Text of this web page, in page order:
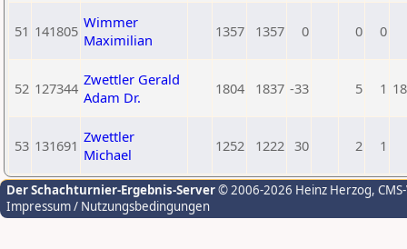
51 141805 Wimmer
Maximilian
1357 1357 0 0 0
52 127344 Zwettler Gerald
Adam Dr.
1804 1837 -33 5 1
53 131691 Zwettler
Michael
1252 1222 30 2 1
Der Schachturnier-Ergebnis-Server© 2006-2026 Heinz Herzog,
Impressum / Nutzungsbedingungen